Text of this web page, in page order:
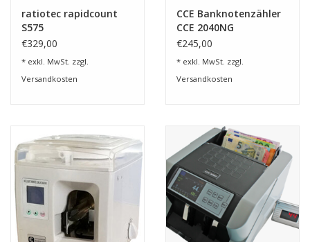
ratiotec rapidcount
S575
€329,00
* exkl. MwSt. zzgl.
Versandkosten
CCE Banknotenzähler
CCE 2040NG
€245,00
* exkl. MwSt. zzgl.
Versandkosten